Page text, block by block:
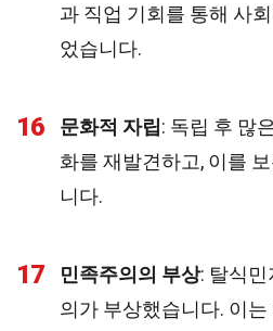
과 직업 기회를 통해 사
었습니다.
16 문화적 자립: 독립 후 많
화를 재발견하고, 이를
니다.
17 민족주의의 부상: 탈식
의가 부상했습니다. 이